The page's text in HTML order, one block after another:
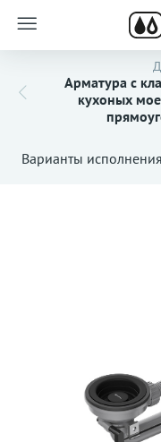
Арматура с
кухоных
Варианты исполнения